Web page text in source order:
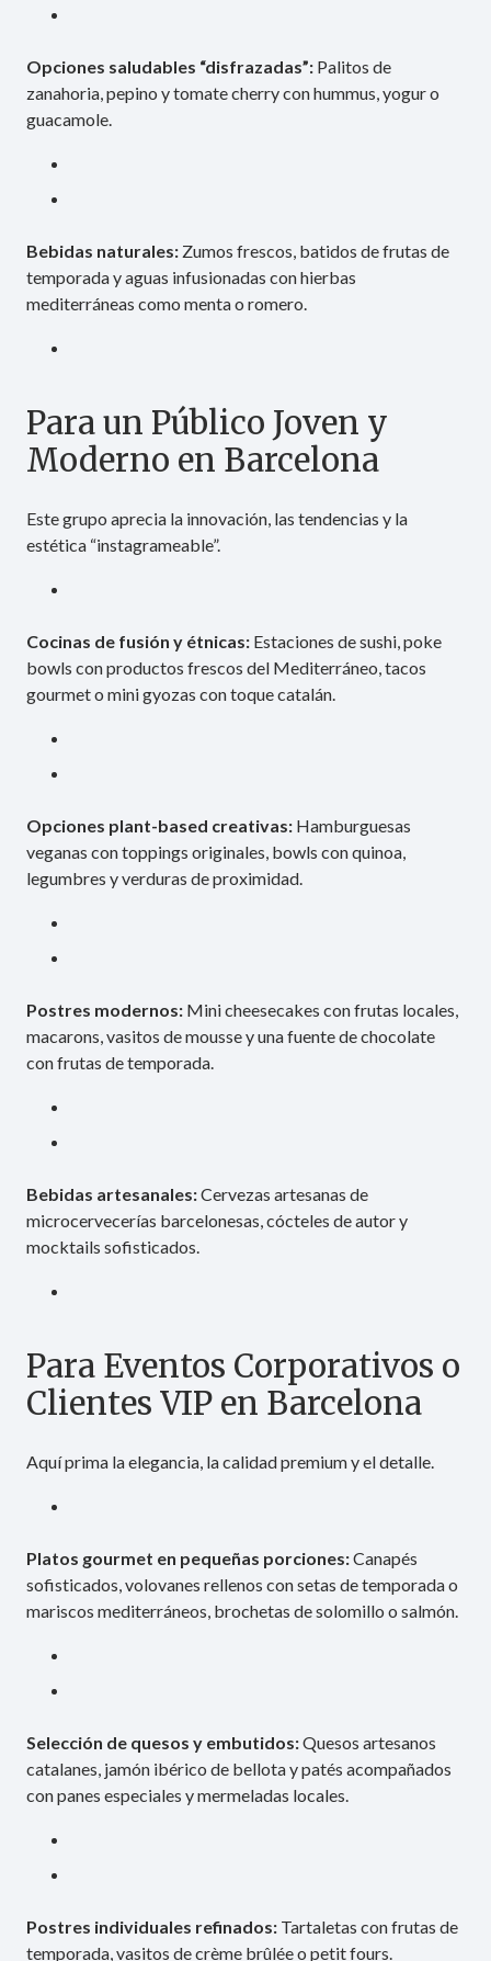
Opciones saludables “disfrazadas”: Palitos de
zanahoria, pepino y tomate cherry con hummus, yogur o
guacamole.
Bebidas naturales: Zumos frescos, batidos de frutas de
temporada y aguas infusionadas con hierbas
mediterráneas como menta o romero.
Para un Público Joven y
Moderno en Barcelona
Este grupo aprecia la innovación, las tendencias y la
estética “instagrameable”.
Cocinas de fusión y étnicas: Estaciones de sushi, poke
bowls con productos frescos del Mediterráneo, tacos
gourmet o mini gyozas con toque catalán.
Opciones plant-based creativas: Hamburguesas
veganas con toppings originales, bowls con quinoa,
legumbres y verduras de proximidad.
Postres modernos: Mini cheesecakes con frutas locales,
macarons, vasitos de mousse y una fuente de chocolate
con frutas de temporada.
Bebidas artesanales:Cervezas artesanas de
microcervecerías barcelonesas, cócteles de autor y
mocktails sofisticados.
Para Eventos Corporativos o
Clientes VIP en Barcelona
Aquí prima la elegancia, la calidad premium y el detalle.
Platos gourmet en pequeñas porciones:Canapés
sofisticados, volovanes rellenos con setas de temporada o
mariscos mediterráneos, brochetas de solomillo o salmón.
Selección de quesos y embutidos:Quesos artesanos
catalanes, jamón ibérico de bellota y patés acompañados
con panes especiales y mermeladas locales.
Postres individuales refinados: Tartaletas con frutas de
temporada, vasitos de crème brûlée o petit fours.